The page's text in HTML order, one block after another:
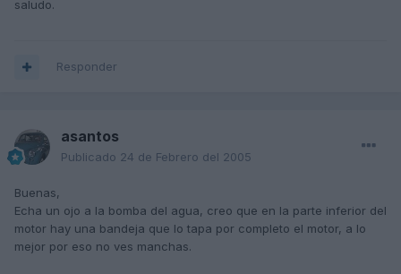
saludo.
Responder
asantos
Publicado 24 de Febrero del 2005
Buenas,
Echa un ojo a la bomba del agua, creo que en la parte inferior del
motor hay una bandeja que lo tapa por completo el motor, a lo
mejor por eso no ves manchas.